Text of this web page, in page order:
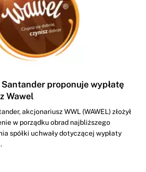
Santander proponuje wypłatę
Wawel
akcjonariusz WWL (WAWEL) złożył
w porządku obrad najbliższego
spółki uchwały dotyczącej wypłaty